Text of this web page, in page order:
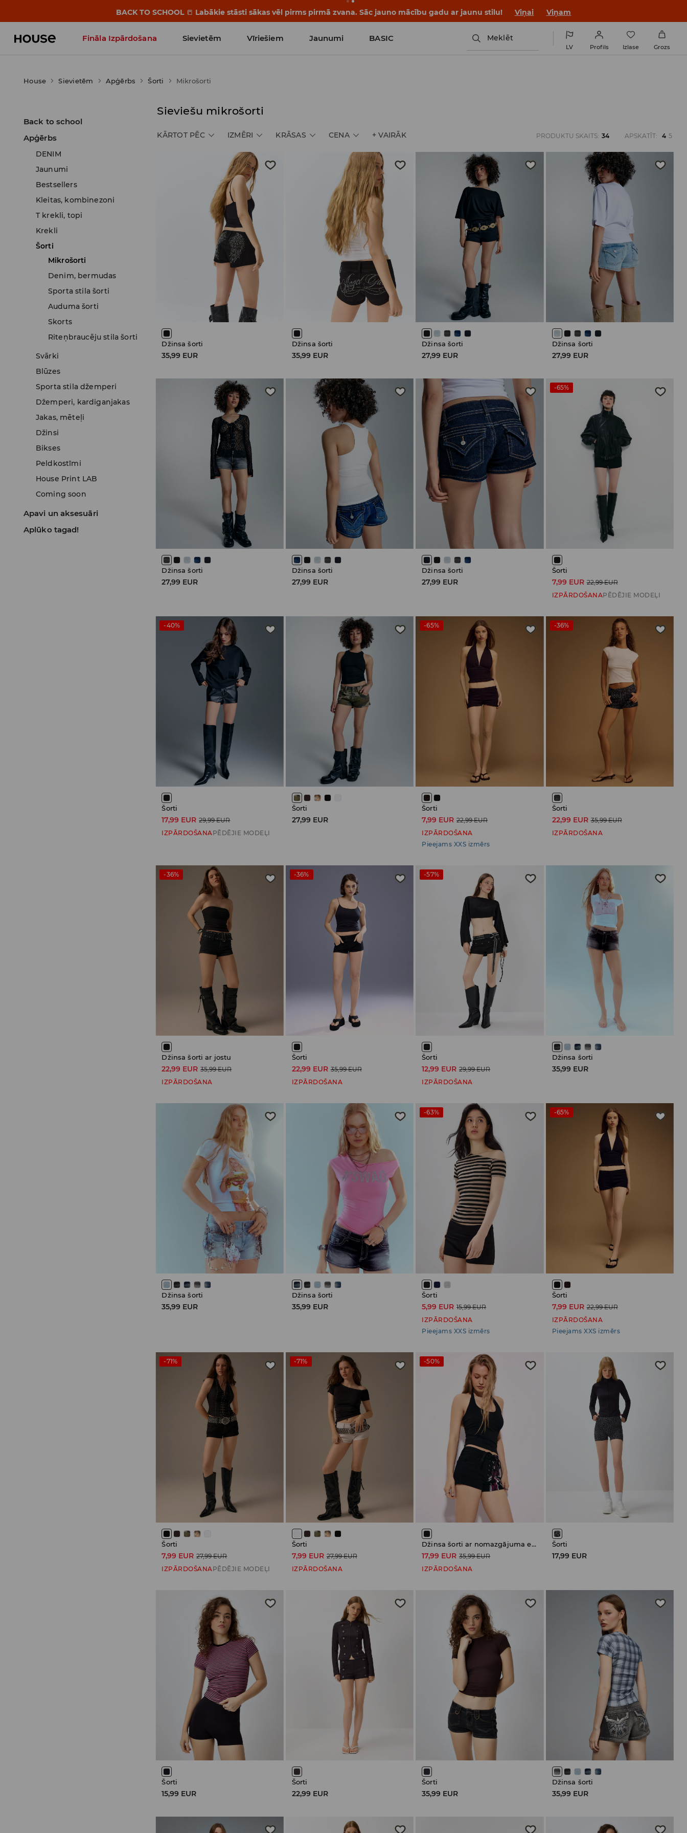
BACK TO SCHOOL 📒 Labākie stāsti sākas vēl pirms pirmā zvana. Sāc jauno mācību gadu ar jaunu stilu! Viņai Viņam
Fināla Izpārdošana Sievietēm Vīriešiem Jaunumi BASIC Meklēt
LV Profils Izlase Grozs
House Sievietēm Apģērbs Šorti Mikrošorti
Back to school
Apģērbs
DENIM
Jaunumi
Bestsellers
Kleitas, kombinezoni
T krekli, topi
Krekli
Šorti
Mikrošorti
Denim, bermudas
Sporta stila šorti
Auduma šorti
Skorts
Riteņbraucēju stila šorti
Svārki
Blūzes
Sporta stila džemperi
Džemperi, kardiganjakas
Jakas, mēteļi
Džinsi
Bikses
Peldkostīmi
House Print LAB
Coming soon
Apavi un aksesuāri
Aplūko tagad!
Sieviešu mikrošorti
KĀRTOT PĒC IZMĒRI KRĀSAS CENA +VAIRĀK PRODUKTU SKAITS: 34 APSKATĪT: 4 5
Džinsa šorti
35,99 EUR
Džinsa šorti
35,99 EUR
Džinsa šorti
27,99 EUR
Džinsa šorti
27,99 EUR
Džinsa šorti
27,99 EUR
Džinsa šorti
27,99 EUR
Džinsa šorti
27,99 EUR
-65%
Šorti
7,99 EUR 22,99 EUR
IZPĀRDOŠANAPĒDĒJIE MODEĻI
-40%
Šorti
17,99 EUR 29,99 EUR
IZPĀRDOŠANAPĒDĒJIE MODEĻI
Šorti
27,99 EUR
-65%
Šorti
7,99 EUR 22,99 EUR
IZPĀRDOŠANA
Pieejams XXS izmērs
-36%
Šorti
22,99 EUR 35,99 EUR
IZPĀRDOŠANA
-36%
Džinsa šorti ar jostu
22,99 EUR 35,99 EUR
IZPĀRDOŠANA
-36%
Šorti
22,99 EUR 35,99 EUR
IZPĀRDOŠANA
-57%
Šorti
12,99 EUR 29,99 EUR
IZPĀRDOŠANA
Džinsa šorti
35,99 EUR
Džinsa šorti
35,99 EUR
Džinsa šorti
35,99 EUR
-63%
Šorti
5,99 EUR 15,99 EUR
IZPĀRDOŠANA
Pieejams XXS izmērs
-65%
Šorti
7,99 EUR 22,99 EUR
IZPĀRDOŠANA
Pieejams XXS izmērs
-71%
Šorti
7,99 EUR 27,99 EUR
IZPĀRDOŠANAPĒDĒJIE MODEĻI
-71%
Šorti
7,99 EUR 27,99 EUR
IZPĀRDOŠANA
-50%
Džinsa šorti ar nomazgājuma efektu
17,99 EUR 35,99 EUR
IZPĀRDOŠANA
Šorti
17,99 EUR
Šorti
15,99 EUR
Šorti
22,99 EUR
Šorti
35,99 EUR
Džinsa šorti
35,99 EUR